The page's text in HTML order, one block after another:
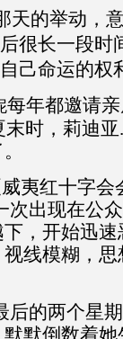
天的举动，
很长一段时
己命运的权
每年都邀请
时，莉迪
夷红十字会
次出现在公
，开始迅
线模糊，
后的两个星
默倒数着